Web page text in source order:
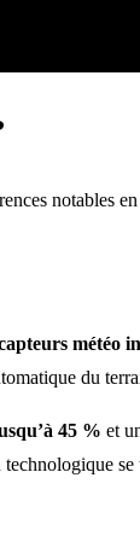
notables
météo
du
45 % et